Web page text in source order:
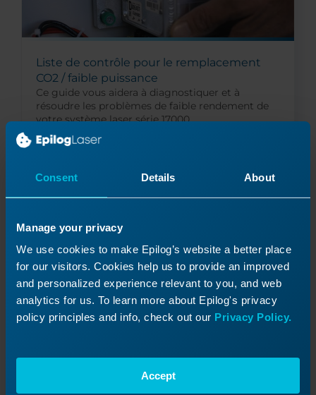
Consent Details About
Manage your privacy
We use cookies to make Epilog’s website a better place
for our visitors. Cookies help us to provide an improved
and personalized experience relevant to you, and web
analytics for us. To learn more about Epilog's privacy
policy principles and info, check out our Privacy Policy.
Accept
Liste de contrôle pour le remplacement
CO2 / faible puissance
Ce guide vous aidera à diagnostiquer et à
résoudre les problèmes de faible rendement de
votre système laser série 17000.
Lire la suite